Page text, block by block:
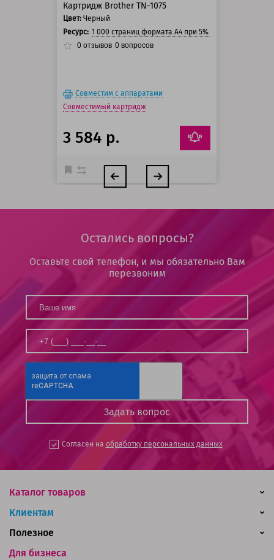
Картридж Brother TN-1075
Цвет: Черный
Ресурс: 1 000 страниц формата А4 при 5% заполнении
0 отзывов 0 вопросов
Совместим с аппаратами
Совместимый картридж
3 584 р.
Остались вопросы?
Оставьте свой телефон, и мы обязательно Вам
перезвоним
Согласен на обработку персональных данных
Каталог товаров
Клиентам
Для бизнеса
Полезное